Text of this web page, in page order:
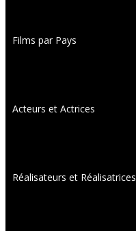
Films par Pays
Acteurs et Actrices
Réalisateurs et Réalisatrices